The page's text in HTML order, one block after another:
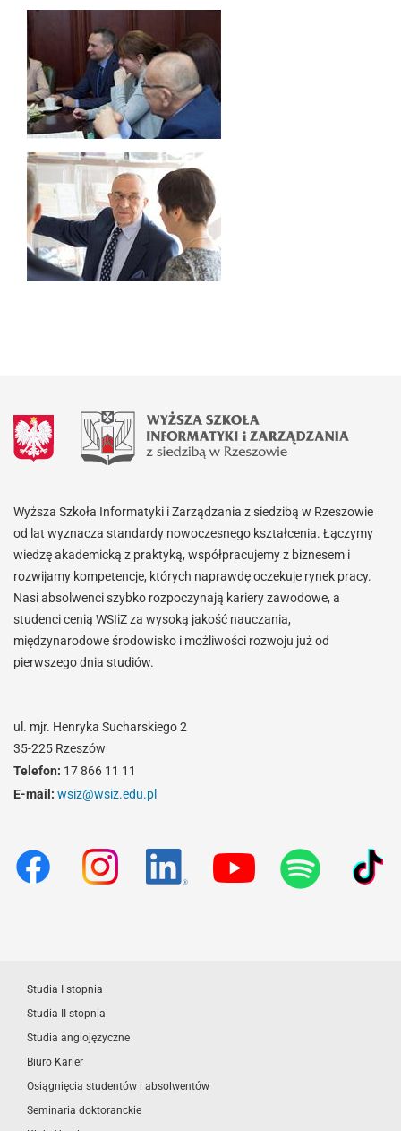
Wyższa Szkoła Informatyki i Zarządzania z siedzibą w Rzeszowie
od lat wyznacza standardy nowoczesnego kształcenia. Łączymy
wiedzę akademicką z praktyką, współpracujemy z biznesem i
rozwijamy kompetencje, których naprawdę oczekuje rynek pracy.
Nasi absolwenci szybko rozpoczynają kariery zawodowe, a
studenci cenią WSIiZ za wysoką jakość nauczania,
międzynarodowe środowisko i możliwości rozwoju już od
pierwszego dnia studiów.
ul. mjr. Henryka Sucharskiego 2
35-225 Rzeszów
Telefon: 17 866 11 11
E-mail: wsiz@wsiz.edu.pl
Studia I stopnia
Studia II stopnia
Studia anglojęzyczne
Biuro Karier
Osiągnięcia studentów i absolwentów
Seminaria doktoranckie